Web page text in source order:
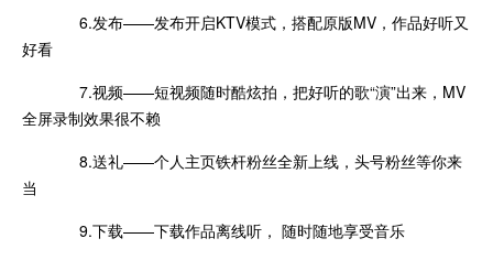
6.发布——发布开启KTV模式，搭配原版MV，作品好听又
好看
7.视频——短视频随时酷炫拍，把好听的歌“演”出来，MV
全屏录制效果很不赖
8.送礼——个人主页铁杆粉丝全新上线，头号粉丝等你来
当
9.下载——下载作品离线听， 随时随地享受音乐